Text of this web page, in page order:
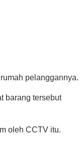
pelanggannya.
barang tersebut
oleh CCTV itu.